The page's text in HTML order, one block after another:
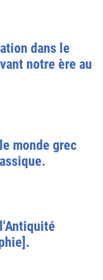
dans le
notre ère au
monde grec